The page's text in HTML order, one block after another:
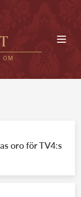
OM
oro för TV4:s